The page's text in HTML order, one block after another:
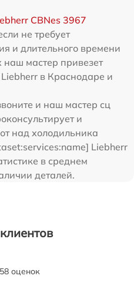
CBNes 3967
не требует
и длительного времени
наш мастер привезет
в Краснодаре и
и наш мастер сц
и
над холодильника
Liebherr
в среднем
деталей.
оценок